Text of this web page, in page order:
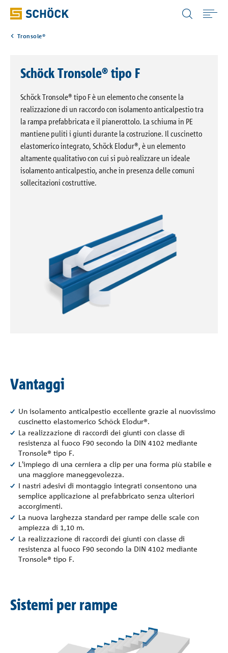
Prodotti
Download
Soluzioni digitali
Referenze
Italy (IT) Italiano
Tronsole®
Schöck Tronsole® tipo F
Schöck Tronsole® tipo F è un elemento che consente la
realizzazione di un raccordo con isolamento anticalpestio tra
la rampa prefabbricata e il pianerottolo. La schiuma in PE
mantiene puliti i giunti durante la costruzione. Il cuscinetto
elastomerico integrato, Schöck Elodur®, è un elemento
altamente qualitativo con cui si può realizzare un ideale
isolamento anticalpestio, anche in presenza delle comuni
sollecitazioni costruttive.
Vantaggi
Un isolamento anticalpestio eccellente grazie al nuovissimo
cuscinetto elastomerico Schöck Elodur®.
La realizzazione di raccordi dei giunti con classe di
resistenza al fuoco F90 secondo la DIN 4102 mediante
Tronsole® tipo F.
L'impiego di una cerniera a clip per una forma più stabile e
una maggiore maneggevolezza.
I nastri adesivi di montaggio integrati consentono una
semplice applicazione al prefabbricato senza ulteriori
accorgimenti.
La nuova larghezza standard per rampe delle scale con
ampiezza di 1,10 m.
La realizzazione di raccordi dei giunti con classe di
resistenza al fuoco F90 secondo la DIN 4102 mediante
Tronsole® tipo F.
Sistemi per rampe